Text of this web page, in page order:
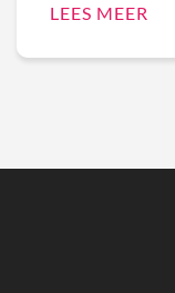
LEES MEER